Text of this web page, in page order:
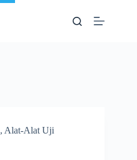
, Alat-Alat Uji